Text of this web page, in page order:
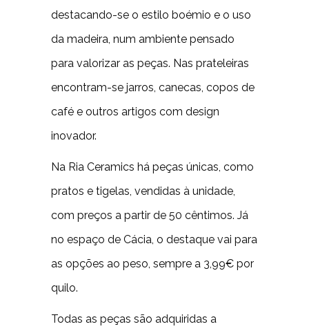
destacando-se o estilo boémio e o uso
da madeira, num ambiente pensado
para valorizar as peças. Nas prateleiras
encontram-se jarros, canecas, copos de
café e outros artigos com design
inovador.
Na Ria Ceramics há peças únicas, como
pratos e tigelas, vendidas à unidade,
com preços a partir de 50 cêntimos. Já
no espaço de Cácia, o destaque vai para
as opções ao peso, sempre a 3,99€ por
quilo.
Todas as peças são adquiridas a